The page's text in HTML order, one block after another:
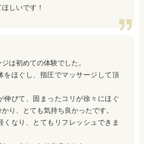
しいです！
は初めての体験でした。
をほぐし、指圧でマッサージして頂
伸びて、固まったコリが徐々にほぐ
り、とても気持ち良かったです。
くなり、とてもリフレッシュできま